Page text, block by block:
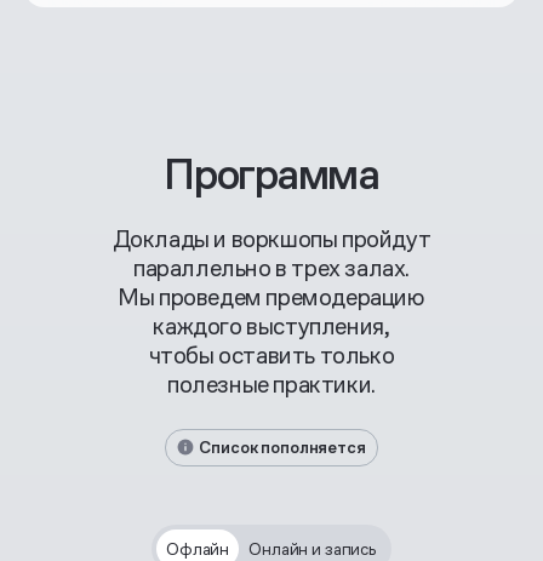
Программа
Доклады и воркшопы пройдут
параллельно в трех залах.
Мы проведем премодерацию
каждого выступления,
чтобы оставить только
полезные практики.
Список пополняется
Офлайн Онлайн и запись